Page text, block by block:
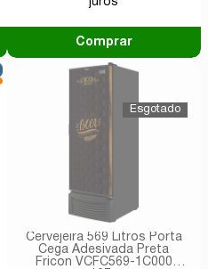
Comprar
Cervejeira 569 Litros Porta
Cega Adesivada Preta
Fricon VCFC569-1C000